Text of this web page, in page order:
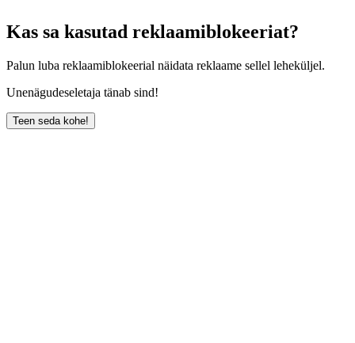
Kas sa kasutad reklaamiblokeeriat?
Palun luba reklaamiblokeerial näidata reklaame sellel leheküljel.
Unenägudeseletaja tänab sind!
Teen seda kohe!